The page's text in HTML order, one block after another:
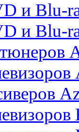
и Blu-
и Blu-